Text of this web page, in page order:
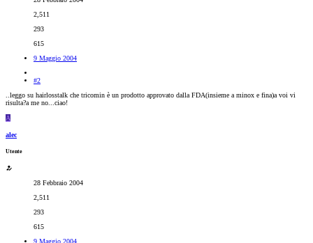
2,511
293
615
9 Maggio 2004
#2
..leggo su hairlosstalk che tricomin è un prodotto approvato dalla FDA(insieme a minox e fina)a voi vi
risulta?a me no...ciao!
A
alec
Utente
28 Febbraio 2004
2,511
293
615
9 Maggio 2004